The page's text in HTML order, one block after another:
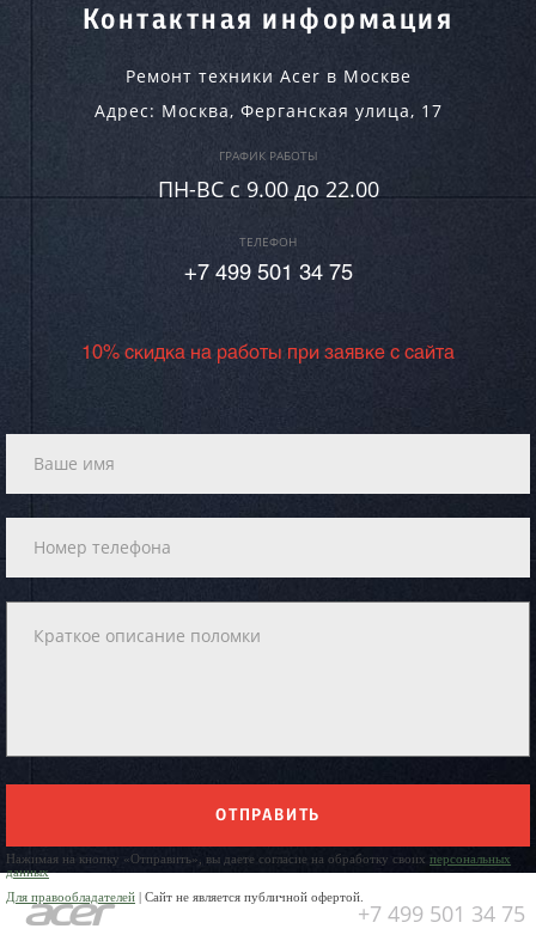
Контактная информация
Ремонт техники Acer в Москве
Адрес: Москва, Ферганская улица, 17
ГРАФИК РАБОТЫ
ПН-ВC c 9.00 до 22.00
ТЕЛЕФОН
+7 499 501 34 75
10% скидка на работы при заявке с сайта
ОТПРАВИТЬ
Нажимая на кнопку «Отправить», вы даете согласие на обработку своих персональных
данных
Для правообладателей | Сайт не является публичной офертой.
+7 499 501 34 75